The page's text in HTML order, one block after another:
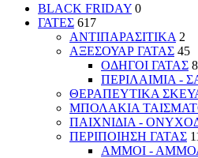
BLACK FRIDAY 0
ΓΑΤΕΣ 617
ΑΝΤΙΠΑΡΑΣΙΤΙΚΑ 2
ΑΞΕΣΟΥΑΡ ΓΑΤΑΣ 45
ΟΔΗΓΟΙ ΓΑΤΑΣ 8
ΠΕΡΙΛΑΙΜΙΑ -
ΘΕΡΑΠΕΥΤΙΚΑ
ΜΠΟΛΑΚΙΑ
ΠΑΙΧΝΙΔΙΑ -
ΠΕΡΙΠΟΙΗΣΗ ΓΑΤΑΣ
ΑΜΜΟΙ -